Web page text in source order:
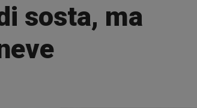
sosta, ma